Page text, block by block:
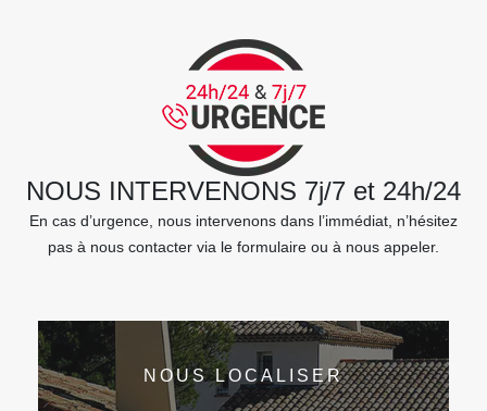
NOUS INTERVENONS 7j/7 et 24h/24
En cas d’urgence, nous intervenons dans l’immédiat, n’hésitez
pas à nous contacter via le formulaire ou à nous appeler.
NOUS LOCALISER